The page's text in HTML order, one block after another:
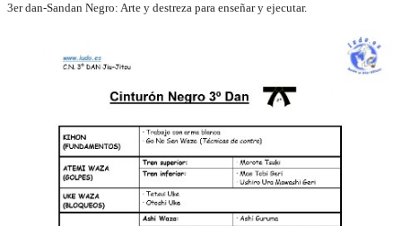
3er dan-Sandan Negro: Arte y destreza para enseñar y ejecutar.